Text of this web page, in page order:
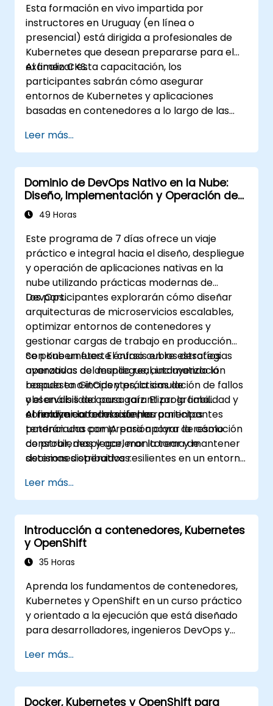
Esta formación en vivo impartida por
instructores en Uruguay (en línea o
presencial) está dirigida a profesionales de
Kubernetes que desean prepararse para el
examen CKS.
Al finalizar esta capacitación, los
participantes sabrán cómo asegurar
entornos de Kubernetes y aplicaciones
basadas en contenedores a lo largo de las
aplicación: construcción, despliegue y
ejecución.
Leer más...
Dominio de DevOps Nativo en la Nube:
Diseño, Implementación y Operación de
Microservicios Escalables en Kubernetes
49 Horas
Este programa de 7 días ofrece un viaje
práctico e integral hacia el diseño, despliegue
y operación de aplicaciones nativas en la
nube utilizando prácticas modernas de
DevOps.
Los participantes explorarán cómo diseñar
arquitecturas de microservicios escalables,
optimizar entornos de contenedores y
gestionar cargas de trabajo en producción
con Kubernetes. El curso cubre estrategias
avanzadas de despliegue, automatización
basada en GitOps y prácticas de
observabilidad para garantizar la fiabilidad y
el rendimiento del sistema.
Se pone un fuerte énfasis en los desafíos
operativos del mundo real, incluyendo la
respuesta a incidentes, la simulación de fallos
y el análisis de causa raíz. El programa
concluye con el uso de herramientas
potenciadas por IA para apoyar la resolución
de problemas y acelerar la toma de
decisiones operativas.
Al finalizar la formación, los participantes
tendrán una comprensión clara de cómo
construir, desplegar, monitorear y mantener
sistemas distribuidos resilientes en un entorno
Leer más...
Introducción a contenedores, Kubernetes
y OpenShift
35 Horas
Aprenda los fundamentos de contenedores,
Kubernetes y OpenShift en un curso práctico
y orientado a la ejecución que está diseñado
para desarrolladores, ingenieros DevOps y
aprenderán cómo crear aplicaciones
mediante contenedores, desplegar cargas de
trabajo, gestionar recursos de Kubernetes y
utilizar OpenShift para agilizar la entrega de
Leer más...
Docker, Kubernetes y OpenShift para